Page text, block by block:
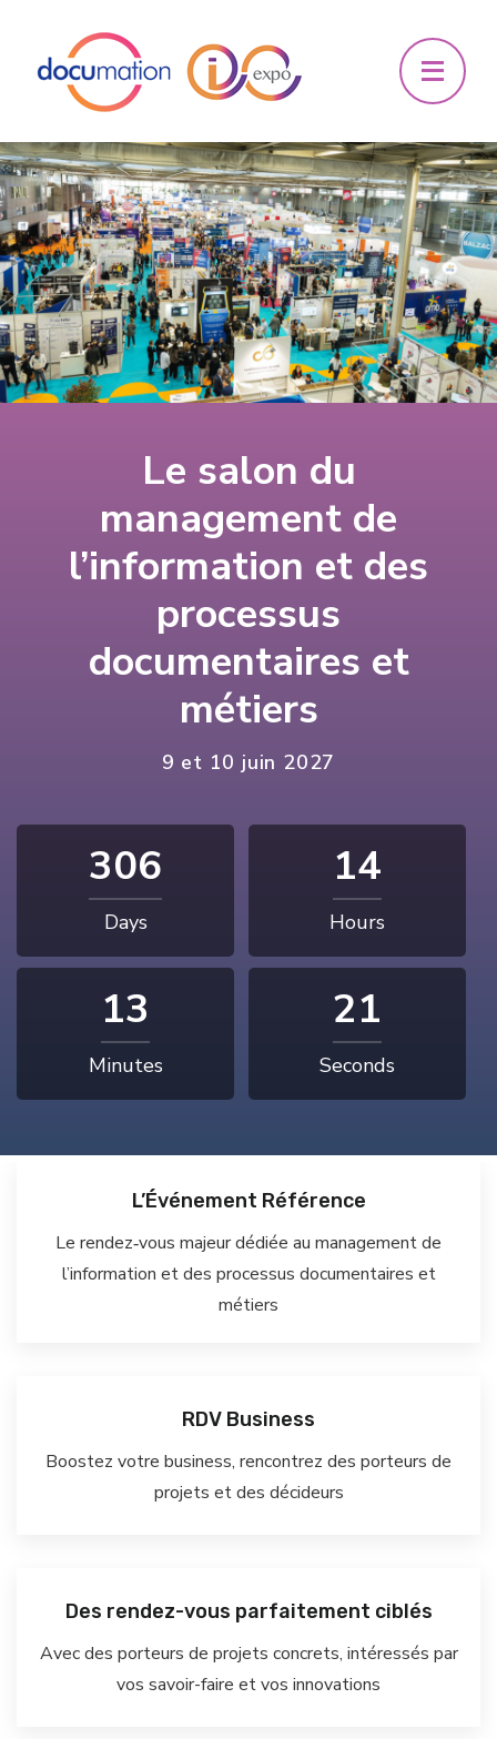
Le salon du
management de
l’information et des
processus
documentaires et
métiers
9 et 10 juin 2027
306
Days
14
Hours
13
Minutes
20
Seconds
L’Événement Référence
Le rendez‑vous majeur dédiée au management de
l’information et des processus documentaires et
métiers
RDV Business
Boostez votre business, rencontrez des porteurs de
projets et des décideurs
Des rendez-vous parfaitement ciblés
Avec des porteurs de projets concrets, intéressés par
vos savoir-faire et vos innovations